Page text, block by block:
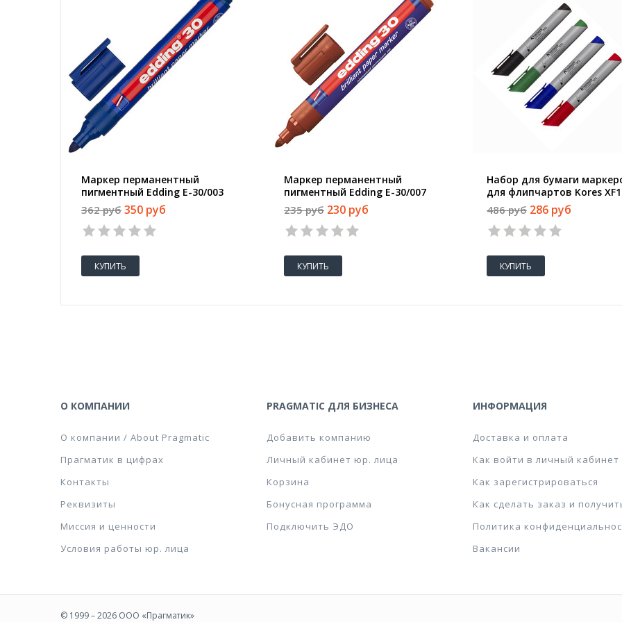
Маркер перманентный
пигментный Edding E-30/003
синий (толщина линии 1.5-3
мм)
362 руб 350 руб
КУПИТЬ
Маркер перманентный
пигментный Edding E-30/007
коричневый (толщина линии
1.5-3 мм)
235 руб 230 руб
КУПИТЬ
Набор для бумаги
для флипчартов Kores
штуки (толщина линии 3
486 руб 286 руб
КУПИТЬ
1 2 3 4 1 2 3 4 1 2 3 4
О КОМПАНИИ
О компании / About Pragmatic
Прагматик в цифрах
Контакты
Реквизиты
Миссия и ценности
Условия работы юр. лица
PRAGMATIC ДЛЯ БИЗНЕСА
Добавить компанию
Личный кабинет юр. лица
Корзина
Бонусная программа
Подключить ЭДО
ИНФОРМАЦИЯ
Доставка и оплата
Как войти в личный кабинет
Как зарегистрироваться
Как сделать заказ и
Политика
Вакансии
© 1999 – 2026 ООО «Прагматик»